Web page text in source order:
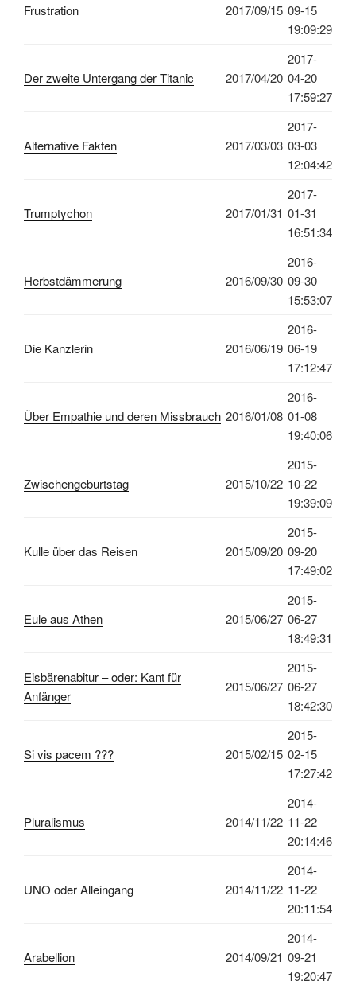
Frustration 2017/09/15 09-15
19:09:29
Der zweite Untergang der Titanic 2017/04/20
2017-
04-20
17:59:27
Alternative Fakten 2017/03/03
2017-
03-03
12:04:42
Trumptychon 2017/01/31
2017-
01-31
16:51:34
Herbstdämmerung 2016/09/30
2016-
09-30
15:53:07
Die Kanzlerin 2016/06/19
2016-
06-19
17:12:47
Über Empathie und deren Missbrauch 2016/01/08
2016-
01-08
19:40:06
Zwischengeburtstag 2015/10/22
2015-
10-22
19:39:09
Kulle über das Reisen 2015/09/20
2015-
09-20
17:49:02
Eule aus Athen 2015/06/27
2015-
06-27
18:49:31
Eisbärenabitur – oder: Kant für
Anfänger
2015/06/27
2015-
06-27
18:42:30
Si vis pacem ??? 2015/02/15
2015-
02-15
17:27:42
Pluralismus 2014/11/22
2014-
11-22
20:14:46
UNO oder Alleingang 2014/11/22
2014-
11-22
20:11:54
Arabellion 2014/09/21
2014-
09-21
19:20:47